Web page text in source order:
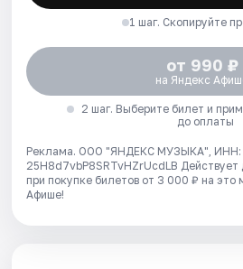
1 шаг. Скопируйте
от 990 ₽
на Яндекс
2 шаг. Выберите билет и
до оплаты
Реклама. ООО "ЯНДЕКС МУЗЫКА", ИНН:
25H8d7vbP8SRTvHZrUcdLB
при покупке билетов от 3 000 ₽ на это
Афише!